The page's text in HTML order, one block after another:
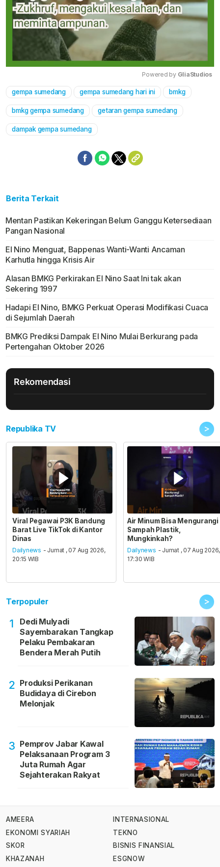
Mute
Powered by GliaStudios
gempa sumedang gempa sumedang hari ini bmkg
bmkg gempa sumedang getaran gempa sumedang
dampak gempa sumedang
Berita Terkait
Mentan Pastikan Kekeringan Belum Ganggu Ketersediaan
Pangan Nasional
El Nino Menguat, Bappenas Wanti-Wanti Ancaman
Karhutla hingga Krisis Air
Alasan BMKG Perkirakan El Nino Saat Ini tak akan
Sekering 1997
Hadapi El Nino, BMKG Perkuat Operasi Modifikasi Cuaca
di Sejumlah Daerah
BMKG Prediksi Dampak El Nino Mulai Berkurang pada
Pertengahan Oktober 2026
Rekomendasi
Republika TV >
Viral Pegawai P3K Bandung
Barat Live TikTok di Kantor
Dinas
Dailynews - Jumat , 07 Aug 2026,
20:15 WIB
Air Minum Bisa Mengurangi
Sampah Plastik,
Mungkinkah?
Dailynews - Jumat , 07 Aug 2026,
17:30 WIB
Terpopuler >
1
Dedi Mulyadi
Sayembarakan Tangkap
Pelaku Pembakaran
Bendera Merah Putih
2 Produksi Perikanan
Budidaya di Cirebon
Melonjak
3 Pemprov Jabar Kawal
Pelaksanaan Program 3
Juta Rumah Agar
Sejahterakan Rakyat
AMEERA
EKONOMI SYARIAH
SKOR
KHAZANAH
INTERNASIONAL
TEKNO
BISNIS FINANSIAL
ESGNOW